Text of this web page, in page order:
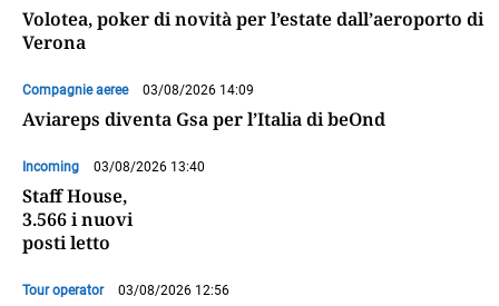
Volotea, poker di novità per l’estate dall’aeroporto di
Verona
Compagnie aeree 03/08/2026 14:09
Aviareps diventa Gsa per l’Italia di beOnd
Incoming 03/08/2026 13:40
Staff House,
3.566 i nuovi
posti letto
Tour operator 03/08/2026 12:56